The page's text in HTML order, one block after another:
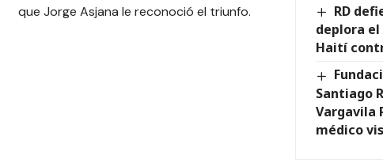
RD
deplora
Haití
Santiago
Vargavila
médico
que Jorge Asjana le reconoció el triunfo.